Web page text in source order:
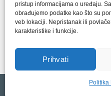
pristup informacijama o uređaju.
obrađujemo podatke kao što su
veb lokaciji. Nepristanak ili
karakteristike i funkcije.
Prihvati
Politika
grupe SKF distributera od
gdje s ponosom mozemo
najveci distributer SKF-a na
Copyright 2026 © CLK